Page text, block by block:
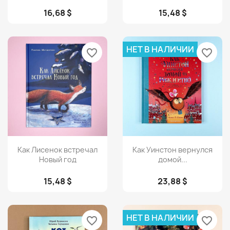
16,68 $ 15,48 $
Просмотр
Как Лисенок встречал
Новый год
15,48 $
favorite_border
Просмотр
Как Уинстон вернулся
домой...
23,88 $
НЕТ В НАЛИЧИИ favorite_border
favorite_border НЕТ В НАЛИЧИИ favorite_border